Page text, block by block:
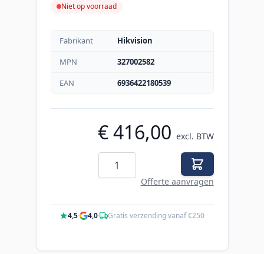
Niet op voorraad
Fabrikant
Hikvision
MPN
327002582
EAN
6936422180539
€ 416,00 excl. BTW
Aantal
Offerte aanvragen
4,5· 4,0· Gratis verzending vanaf €250